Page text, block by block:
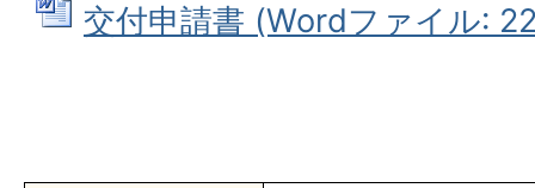
交付申請書 (Wordファイル: